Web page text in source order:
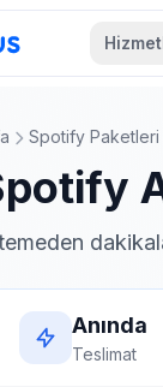
Spotify Paketleri
Anında
Teslimat